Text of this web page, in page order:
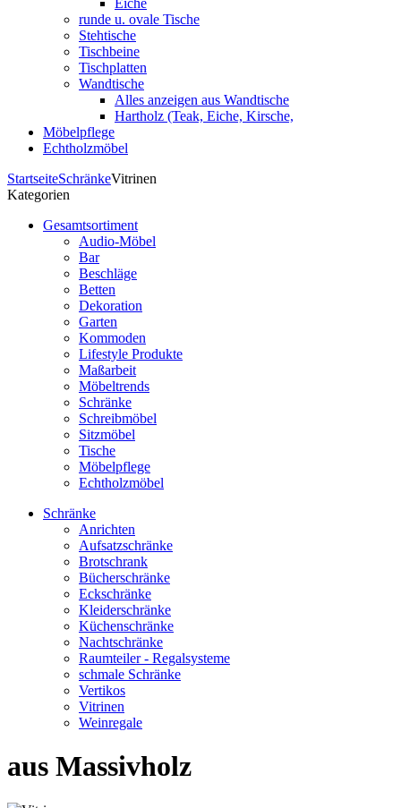
Eiche
runde u. ovale Tische
Stehtische
Tischbeine
Tischplatten
Wandtische
Alles anzeigen aus Wandtische
Hartholz (Teak, Eiche, Kirsche,
Möbelpflege
Echtholzmöbel
StartseiteSchränkeVitrinen
Kategorien
Gesamtsortiment
Audio-Möbel
Bar
Beschläge
Betten
Dekoration
Garten
Kommoden
Lifestyle Produkte
Maßarbeit
Möbeltrends
Schränke
Schreibmöbel
Sitzmöbel
Tische
Möbelpflege
Echtholzmöbel
Schränke
Anrichten
Aufsatzschränke
Brotschrank
Bücherschränke
Eckschränke
Kleiderschränke
Küchenschränke
Nachtschränke
Raumteiler - Regalsysteme
schmale Schränke
Vertikos
Vitrinen
Weinregale
aus Massivholz